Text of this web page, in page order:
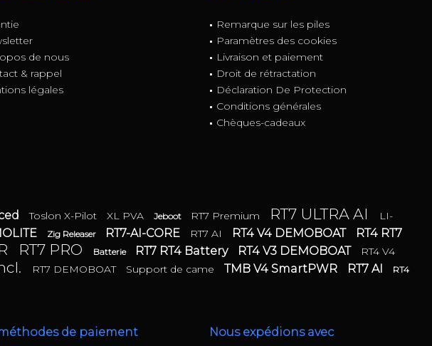
de nous
& rappel
légales
Remarque sur les piles
Paramètres des cookies
Livraison et paiement
Droit de rétractation
Déclaration De Protection
Conditions générales
Chèques-cadeaux
Toslon X-Pilot XL PVA Jeboot RT7 Premium RT7 ULTRA AI
LI-
Zig Releaser RT7-AI-CORE RT7 AI RT4 V4 DEMOBOAT
RT4 RT7
RT7 PRO Batterie RT7 RT4 Battery RT4 V3 DEMOBOAT
RT4 V4
RT7 DEMOBOAT Support de came TMB V4 SmartPWR RT7 AI
RT4
de paiement Nous expédions avec